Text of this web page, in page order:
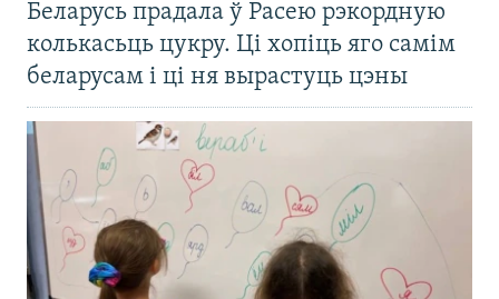
Беларусь прадала ў Расею рэкордную
колькасьць цукру. Ці хопіць яго самім
беларусам і ці ня вырастуць цэны